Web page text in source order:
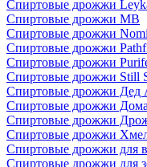
Спиртовые дрожжи
Спиртовые дрожжи MB
Спиртовые дрожжи
Спиртовые дрожжи
Спиртовые дрожжи
Спиртовые дрожжи Still
Спиртовые дрожжи Дед
Спиртовые дрожжи
Спиртовые дрожжи
Спиртовые дрожжи
Спиртовые дрожжи для
Спиртовые дрожжи для